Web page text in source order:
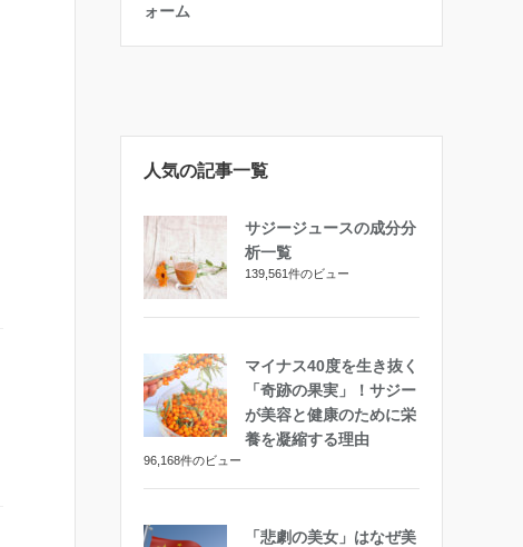
ォーム
人気の記事一覧
サジージュースの成分分
析一覧
139,561件のビュー
マイナス40度を生き抜く
「奇跡の果実」！サジー
が美容と健康のために栄
養を凝縮する理由
96,168件のビュー
「悲劇の美女」はなぜ美